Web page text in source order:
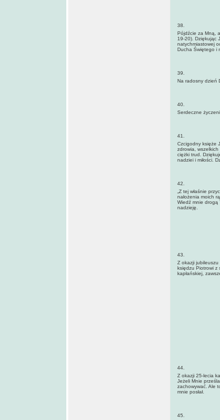
38.
Pójdźcie za Mną,
19-20). Dziękując
natychmiastowej
Ducha Świętego i
39.
Na radosny dzień
40.
Serdeczne
41.
Czcigodny księże
zdrowia, wszelkich
ciężki trud.
nadziei i miłości.
42.
„Z tej właśnie
nałożenia moich
Wiedź mnie drogą
nadzieję.
43.
Z okazji jubileuszu
księdzu Piotrowi z
kapłańskiej,
44.
Z okazji 25-lecia
Jeżeli Mnie
zachowywać. Ale
mnie posłał.
45.